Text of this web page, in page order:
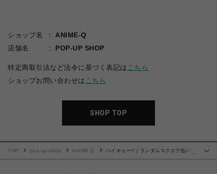
ショップ名
ANIME-Q
店舗名
POP-UP SHOP
特定商取引法など法令に基づく表記は こちら
ショップお問い合わせは こちら
SHOP TOP
TOP pop-up-shop ANIME-Q
ハイキュー!! | ランダムスクエア缶バッ